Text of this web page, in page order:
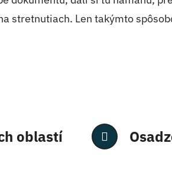
stretnutiach. Len takýmto
oblastí